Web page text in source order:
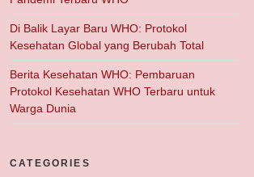
Di Balik Layar Baru WHO: Protokol
Kesehatan Global yang Berubah Total
Berita Kesehatan WHO: Pembaruan
Protokol Kesehatan WHO Terbaru untuk
Warga Dunia
CATEGORIES